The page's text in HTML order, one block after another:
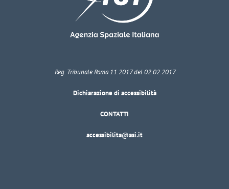
Reg. Tribunale Roma 11.2017 del 02.02.2017
Dichiarazione di accessibilità
CONTATTI
accessibilita@asi.it